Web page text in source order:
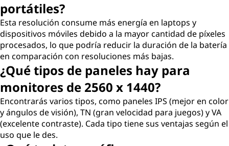
portátiles?
Esta resolución consume más energía en laptops y
dispositivos móviles debido a la mayor cantidad de píxeles
procesados, lo que podría reducir la duración de la batería
en comparación con resoluciones más bajas.
¿Qué tipos de paneles hay para
monitores de 2560 x 1440?
Encontrarás varios tipos, como paneles IPS (mejor en color
y ángulos de visión), TN (gran velocidad para juegos) y VA
(excelente contraste). Cada tipo tiene sus ventajas según el
uso que le des.